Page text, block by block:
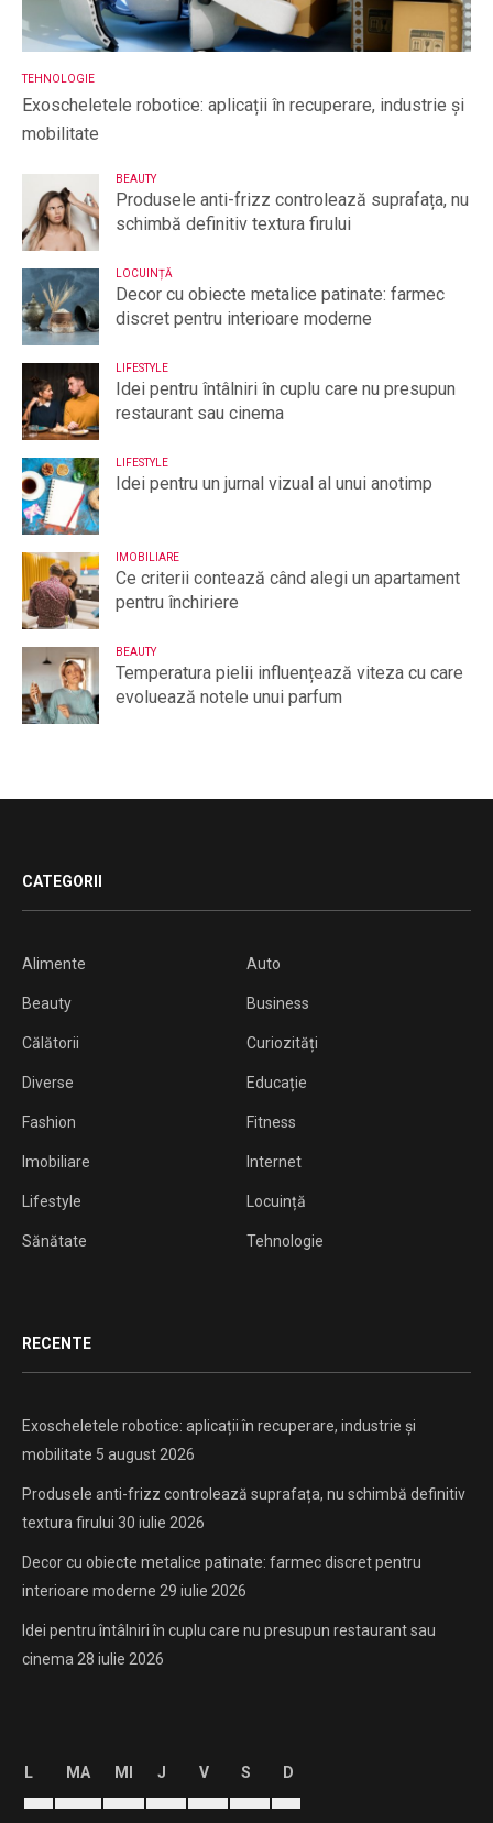
TEHNOLOGIE
Exoscheletele robotice: aplicații în recuperare, industrie și
mobilitate
BEAUTY
Produsele anti-frizz controlează suprafața, nu
schimbă definitiv textura firului
LOCUINȚĂ
Decor cu obiecte metalice patinate: farmec
discret pentru interioare moderne
LIFESTYLE
Idei pentru întâlniri în cuplu care nu presupun
restaurant sau cinema
LIFESTYLE
Idei pentru un jurnal vizual al unui anotimp
IMOBILIARE
Ce criterii contează când alegi un apartament
pentru închiriere
BEAUTY
Temperatura pielii influențează viteza cu care
evoluează notele unui parfum
CATEGORII
Alimente Auto
Beauty Business
Călătorii Curiozități
Diverse Educație
Fashion Fitness
Imobiliare Internet
Lifestyle Locuință
Sănătate Tehnologie
RECENTE
Exoscheletele robotice: aplicații în recuperare, industrie și
mobilitate 5 august 2026
Produsele anti-frizz controlează suprafața, nu schimbă definitiv
textura firului 30 iulie 2026
Decor cu obiecte metalice patinate: farmec discret pentru
interioare moderne 29 iulie 2026
Idei pentru întâlniri în cuplu care nu presupun restaurant sau
cinema28 iulie 2026
L MA MI J V S D